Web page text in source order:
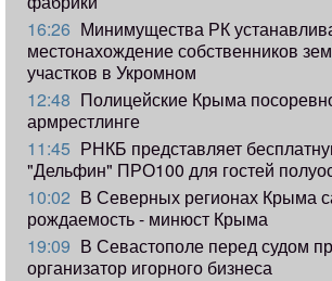
16:26 Минимущества РК
местонахождение собственников
участков в Укромном
12:48 Полицейские Крыма
армрестлинге
11:45 РНКБ представляет
"Дельфин" ПРО100 для гостей
10:02 В Северных регионах Крыма
рождаемость - минюст Крыма
19:09 В Севастополе перед судом
организатор игорного бизнеса